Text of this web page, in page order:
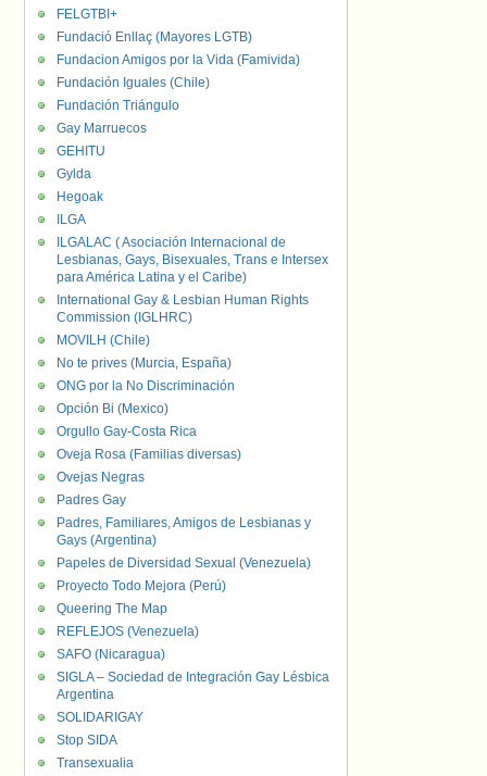
FELGTBI+
Fundació Enllaç (Mayores LGTB)
Fundacion Amigos por la Vida (Famivida)
Fundación Iguales (Chile)
Fundación Triángulo
Gay Marruecos
GEHITU
Gylda
Hegoak
ILGA
ILGALAC ( Asociación Internacional de
Lesbianas, Gays, Bisexuales, Trans e Intersex
para América Latina y el Caribe)
International Gay & Lesbian Human Rights
Commission (IGLHRC)
MOVILH (Chile)
No te prives (Murcia, España)
ONG por la No Discriminación
Opción Bi (Mexico)
Orgullo Gay-Costa Rica
Oveja Rosa (Familias diversas)
Ovejas Negras
Padres Gay
Padres, Familiares, Amigos de Lesbianas y
Gays (Argentina)
Papeles de Diversidad Sexual (Venezuela)
Proyecto Todo Mejora (Perú)
Queering The Map
REFLEJOS (Venezuela)
SAFO (Nicaragua)
SIGLA – Sociedad de Integración Gay Lésbica
Argentina
SOLIDARIGAY
Stop SIDA
Transexualia